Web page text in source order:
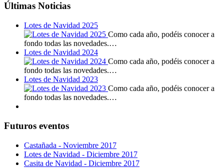
Últimas Noticias
Lotes de Navidad 2025
Como cada año, podéis conocer a
fondo todas las novedades.…
Lotes de Navidad 2024
Como cada año, podéis conocer a
fondo todas las novedades.…
Lotes de Navidad 2023
Como cada año, podéis conocer a
fondo todas las novedades.…
Futuros eventos
Castañada - Noviembre 2017
Lotes de Navidad - Diciembre 2017
Casita de Navidad - Diciembre 2017